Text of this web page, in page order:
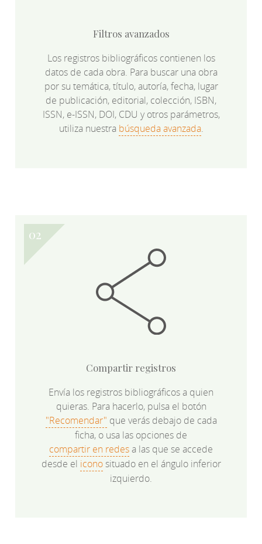
Filtros avanzados
Los registros bibliográficos contienen los
datos de cada obra. Para buscar una obra
por su temática, título, autoría, fecha, lugar
de publicación, editorial, colección, ISBN,
ISSN, e-ISSN, DOI, CDU y otros parámetros,
utiliza nuestra búsqueda avanzada.
Compartir registros
Envía los registros bibliográficos a quien
quieras. Para hacerlo, pulsa el botón
"Recomendar" que verás debajo de cada
ficha, o usa las opciones de
compartir en redesa las que se accede
desde el iconosituado en el ángulo inferior
izquierdo.